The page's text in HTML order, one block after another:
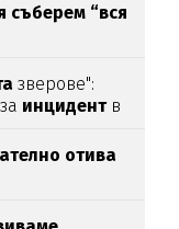
съберем “вся
зверове":
за инцидентв
отива